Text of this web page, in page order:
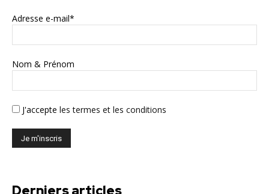
Adresse e-mail*
Nom & Prénom
J'accepte les termes et les conditions